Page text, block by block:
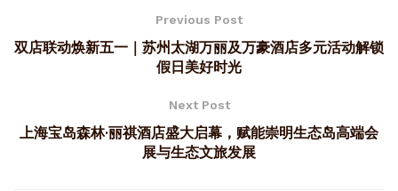
Previous Post
双店联动焕新五一｜苏州太湖万丽及万豪酒店多元活动解锁
假日美好时光
Next Post
上海宝岛森林·丽祺酒店盛大启幕，赋能崇明生态岛高端会
展与生态文旅发展